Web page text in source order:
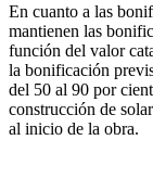
En cuanto a las
mantienen las
función del valor
la bonificación
del 50 al 90 por
construcción de
al inicio de la obra.